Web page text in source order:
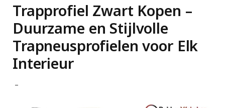
Trapprofiel Zwart Kopen –
Duurzame en Stijlvolle
Trapneusprofielen voor Elk
Interieur